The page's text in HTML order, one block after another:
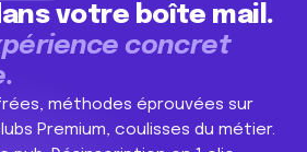
votre boîte mail.
concret
méthodes éprouvées sur
Premium, coulisses du métier.